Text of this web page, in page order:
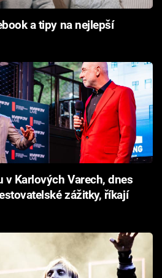
a tipy na nejlepší
v Karlových Varech, dnes
zážitky, říkají